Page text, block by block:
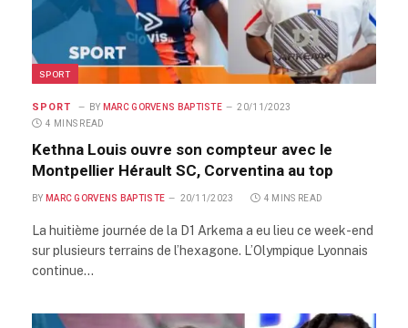
SPORT
SPORT BY MARC GORVENS BAPTISTE
20/11/2023
4 MINS READ
Kethna Louis ouvre son compteur avec le
Montpellier Hérault SC, Corventina au top
BY MARC GORVENS BAPTISTE 20/11/2023 4 MINS READ
La huitième journée de la D1 Arkema a eu lieu ce week-end
sur plusieurs terrains de l’hexagone. L’Olympique Lyonnais
continue…